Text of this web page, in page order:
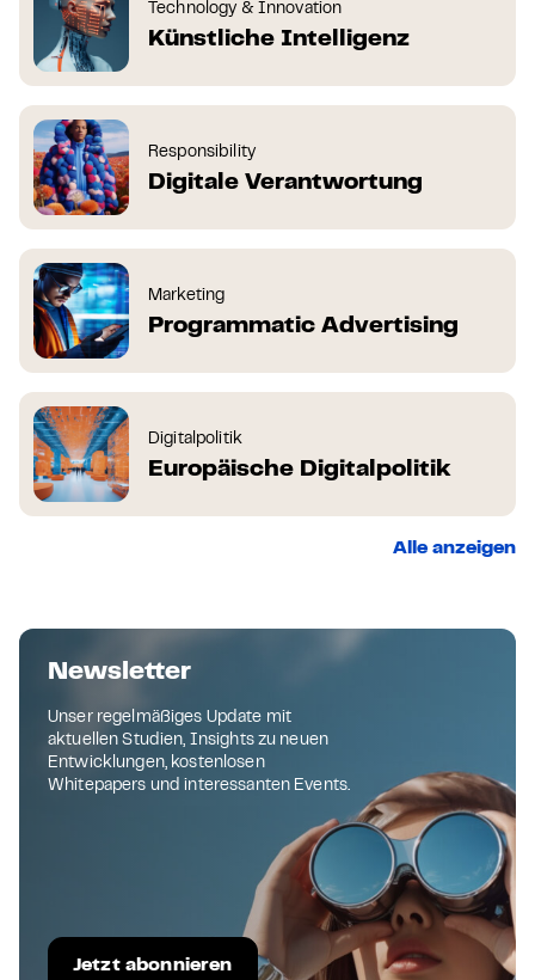
Technology & Innovation
Künstliche Intelligenz
Responsibility
Digitale Verantwortung
Marketing
Programmatic Advertising
Digitalpolitik
Europäische Digitalpolitik
Alle anzeigen
Newsletter
Unser regelmäßiges Update mit
aktuellen Studien, Insights zu neuen
Entwicklungen, kostenlosen
Whitepapers und interessanten Events.
Jetzt abonnieren